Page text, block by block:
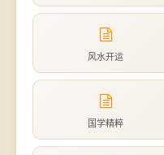
风水开运
国学精粹